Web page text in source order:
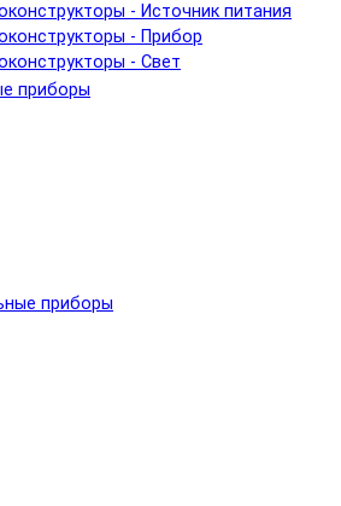
- Источник питания
- Прибор
- Свет
приборы
приборы